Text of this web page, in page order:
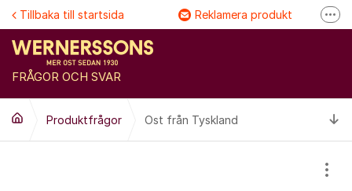
Hoppa till innehåll
FRÅGOR OCH SVAR
Tillbaka till startsida Reklamera produkt
FAQ
Produktfrågor Ost från Tyskland